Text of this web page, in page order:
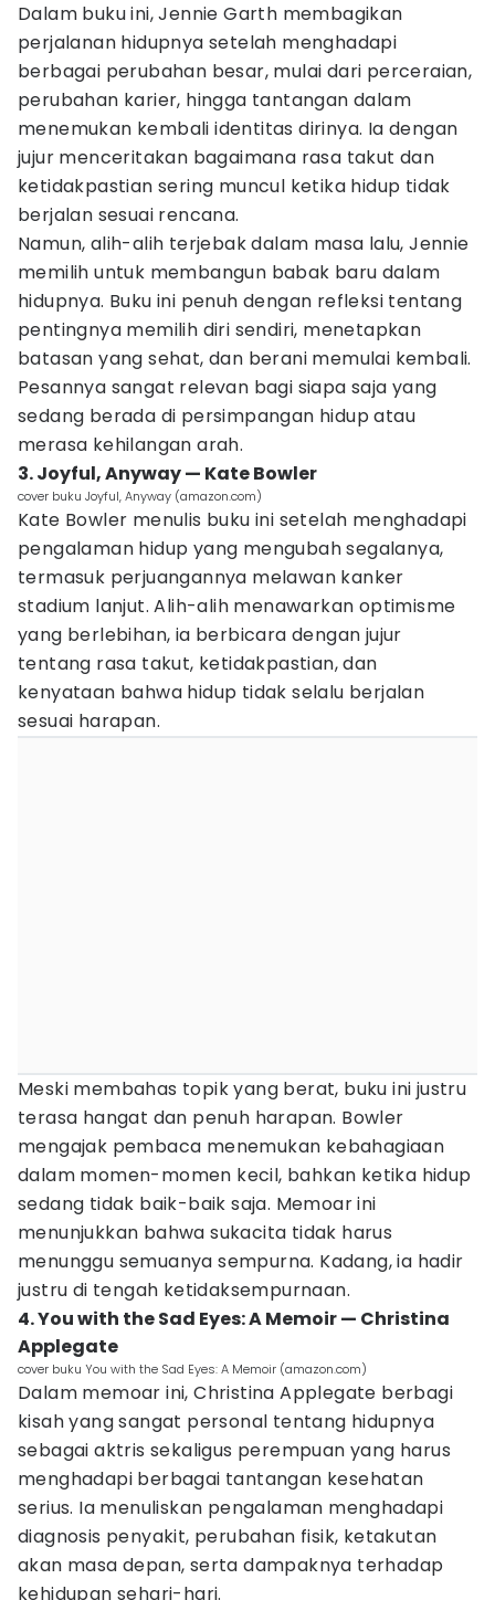
Dalam buku ini, Jennie Garth membagikan
perjalanan hidupnya setelah menghadapi
berbagai perubahan besar, mulai dari perceraian,
perubahan karier, hingga tantangan dalam
menemukan kembali identitas dirinya. Ia dengan
jujur menceritakan bagaimana rasa takut dan
ketidakpastian sering muncul ketika hidup tidak
berjalan sesuai rencana.
Namun, alih-alih terjebak dalam masa lalu, Jennie
memilih untuk membangun babak baru dalam
hidupnya. Buku ini penuh dengan refleksi tentang
pentingnya memilih diri sendiri, menetapkan
batasan yang sehat, dan berani memulai kembali.
Pesannya sangat relevan bagi siapa saja yang
sedang berada di persimpangan hidup atau
merasa kehilangan arah.
3. Joyful, Anyway — Kate Bowler
cover buku Joyful, Anyway (amazon.com)
Kate Bowler menulis buku ini setelah menghadapi
pengalaman hidup yang mengubah segalanya,
termasuk perjuangannya melawan kanker
stadium lanjut. Alih-alih menawarkan optimisme
yang berlebihan, ia berbicara dengan jujur
tentang rasa takut, ketidakpastian, dan
kenyataan bahwa hidup tidak selalu berjalan
sesuai harapan.
Meski membahas topik yang berat, buku ini justru
terasa hangat dan penuh harapan. Bowler
mengajak pembaca menemukan kebahagiaan
dalam momen-momen kecil, bahkan ketika hidup
sedang tidak baik-baik saja. Memoar ini
menunjukkan bahwa sukacita tidak harus
menunggu semuanya sempurna. Kadang, ia hadir
justru di tengah ketidaksempurnaan.
4. You with the Sad Eyes: A Memoir — Christina
Applegate
cover buku You with the Sad Eyes: A Memoir (amazon.com)
Dalam memoar ini, Christina Applegate berbagi
kisah yang sangat personal tentang hidupnya
sebagai aktris sekaligus perempuan yang harus
menghadapi berbagai tantangan kesehatan
serius. Ia menuliskan pengalaman menghadapi
diagnosis penyakit, perubahan fisik, ketakutan
akan masa depan, serta dampaknya terhadap
kehidupan sehari-hari.